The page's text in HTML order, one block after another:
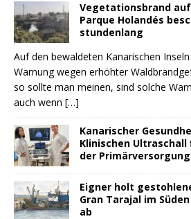
Vegetationsbrand
Parque Holandés
stundenlang
Auf den bewaldeten Kanarischen
Warnung wegen erhöhter
so sollte man meinen, sind solche
auch wenn […]
Kanarischer
Klinischen
der
Eigner holt
Gran Tarajal im
ab